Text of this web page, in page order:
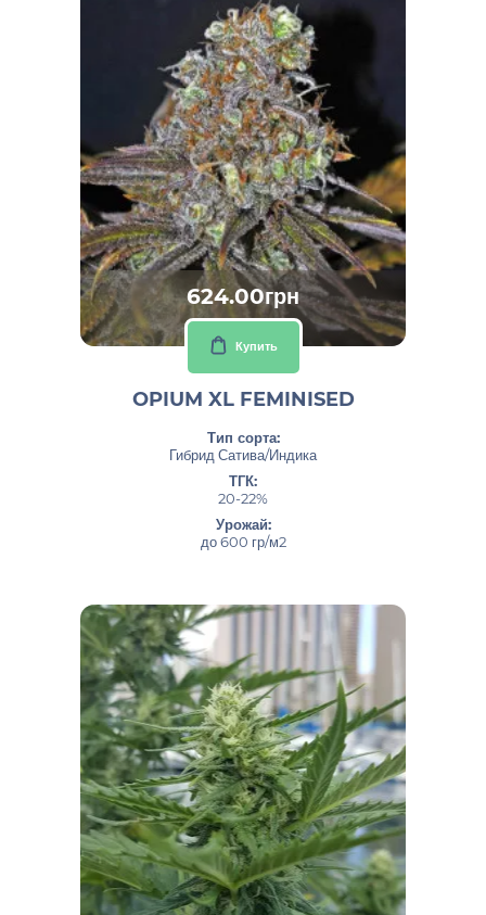
624.00грн
Купить
OPIUM XL FEMINISED
Тип сорта:
Гибрид Сатива/Индика
ТГК:
20-22%
Урожай:
до 600 гр/м2